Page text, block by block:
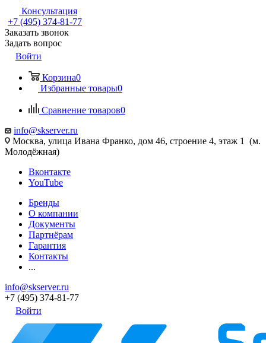
Консультация
+7 (495) 374-81-77
Заказать звонок
Задать вопрос
Войти
Корзина0
Избранные товары0
Сравнение товаров0
info@skserver.ru
Москва, улица Ивана Франко, дом 46, строение 4, этаж 1 (м.
Молодёжная)
Вконтакте
YouTube
Бренды
О компании
Документы
Партнёрам
Гарантия
Контакты
...
info@skserver.ru
+7 (495) 374-81-77
Войти